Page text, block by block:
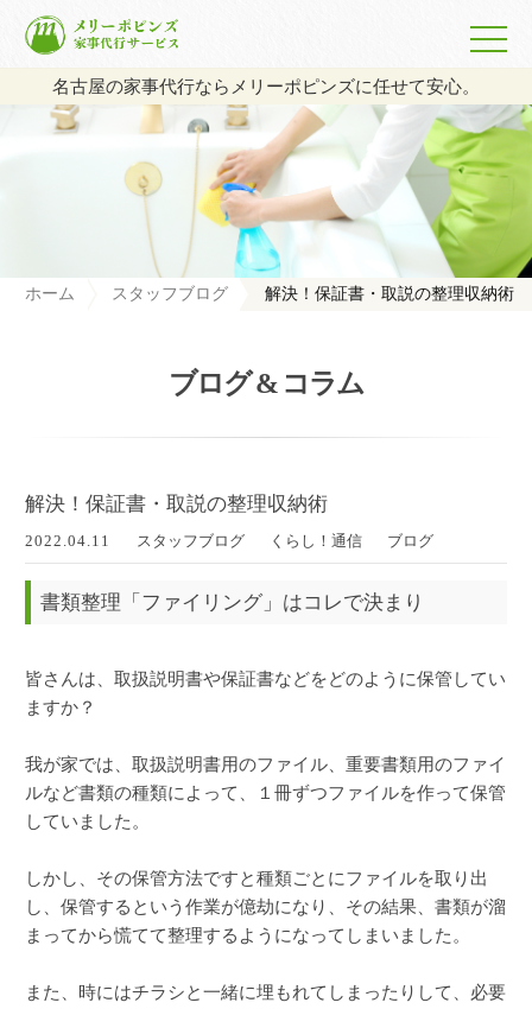
名古屋の家事代行ならメリーポピンズに任せて安心。
ホーム スタッフブログ 解決！保証書・取説の整理収納術
ブログ & コラム
解決！保証書・取説の整理収納術
2022.04.11 スタッフブログ くらし！通信 ブログ
書類整理「ファイリング」はコレで決まり
皆さんは、取扱説明書や保証書などをどのように保管してい
ますか？
我が家では、取扱説明書用のファイル、重要書類用のファイ
ルなど書類の種類によって、１冊ずつファイルを作って保管
していました。
しかし、その保管方法ですと種類ごとにファイルを取り出
し、保管するという作業が億劫になり、その結果、書類が溜
まってから慌てて整理するようになってしまいました。
また、時にはチラシと一緒に埋もれてしまったりして、必要